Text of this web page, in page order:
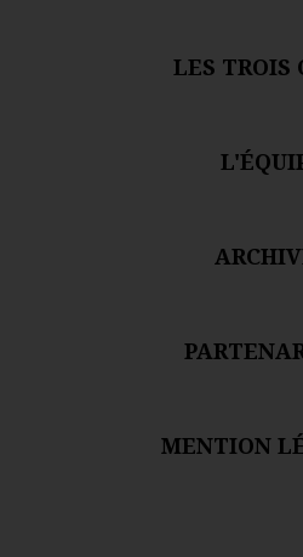
LES TROIS
MENTION